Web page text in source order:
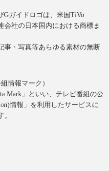
Gガイドロゴは、米国TiVo
会社の日本国内における商標ま
事・写真等あらゆる素材の無断
情報マーク）
Mark」といい、テレビ番組の公
情報」を利用したサービスに